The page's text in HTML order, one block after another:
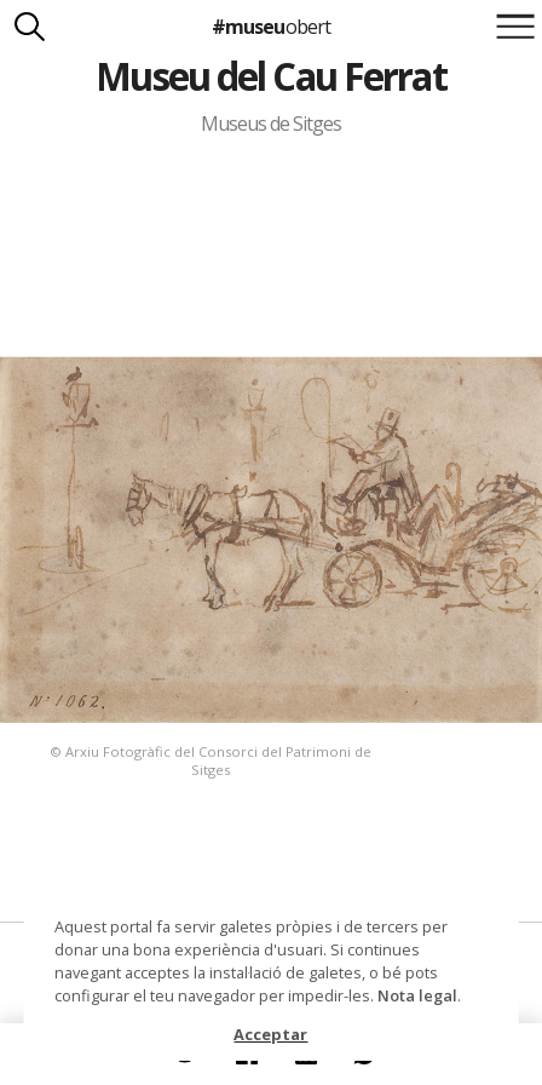
Suma't a la iniciativa
Carlota Royo
Francesca Barcellona
#museuobert
Museu del Cau Ferrat
Museus de Sitges
© Arxiu Fotogràfic del Consorci del Patrimoni de
Sitges
Cotxe de punt
dibuix
Aquest portal fa servir galetes pròpies i de tercers per
donar una bona experiència d'usuari. Si continues
navegant acceptes la instal·lació de galetes, o bé pots
configurar el teu navegador per impedir-les. Nota legal.
Acceptar